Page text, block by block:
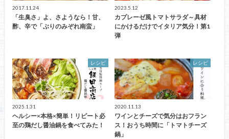
2017.11.24
「生臭さ」よ、さようなら！甘、
酢、辛で「ぶりのみぞれ南蛮」
2023.5.12
カプレーゼ風トマトサラダ～具材
にかけるだけでイタリア気分！第1
弾
レシピ
2025.1.31
ヘルシー×本格×簡単！リピート必
至の鶏だし醤油鍋を食べてみた！
レシピ
2020.11.13
ワインとチーズで気分はおフラン
ス！おうち時間に「トマトチーズ
鍋」